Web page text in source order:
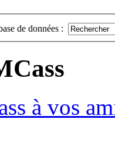
de données :
à vos